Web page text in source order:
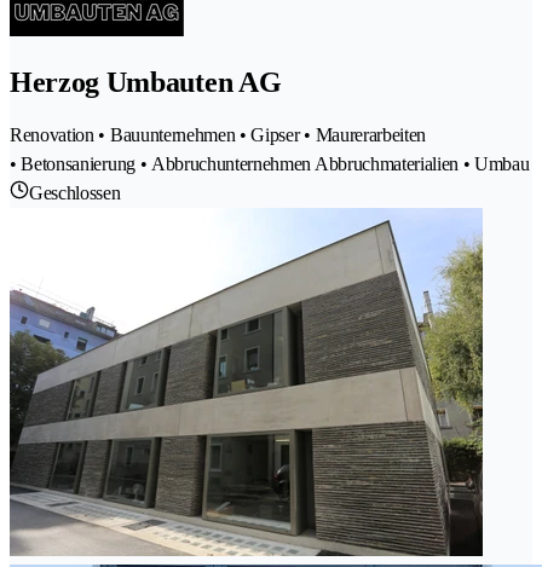
Herzog Umbauten AG
Renovation • Bauunternehmen • Gipser • Maurerarbeiten
• Betonsanierung • Abbruchunternehmen Abbruchmaterialien • Umbau
Geschlossen